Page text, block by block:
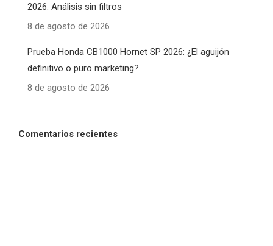
2026: Análisis sin filtros
8 de agosto de 2026
Prueba Honda CB1000 Hornet SP 2026: ¿El aguijón
definitivo o puro marketing?
8 de agosto de 2026
Comentarios recientes